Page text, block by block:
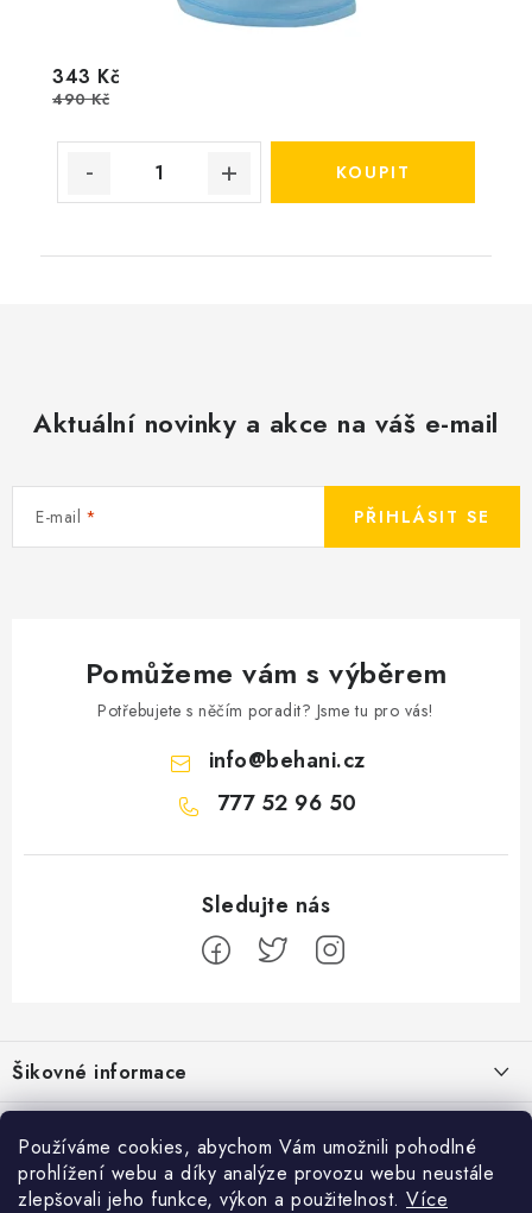
Používáme cookies, abychom Vám umožnili pohodlné
prohlížení webu a díky analýze provozu webu neustále
zlepšovali jeho funkce, výkon a použitelnost. Více
343 Kč
490 Kč
Aktuální novinky a akce na váš e-mail
E-mail PŘIHLÁSIT SE
Pomůžeme vám s výběrem
Potřebujete s něčím poradit? Jsme tu pro vás!
info@behani.cz
777 52 96 50
á
p
a
Šikovné informace
Ceník dopravy
Moje objednávka
Jak vyměnit nebo vrátit zboží
Běžecké zajímavosti
Bolest holeně nemusí znamenat zánět okostice
Přijímáme online platby